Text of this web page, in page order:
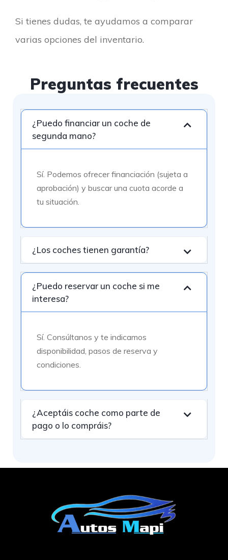
Si tienes dudas, te ayudamos a comparar
varias opciones del inventario.
Preguntas frecuentes
¿Puedo financiar un coche de
segunda mano?
Sí. Podemos ofrecer financiación (sujeta a
aprobación) y buscar una cuota acorde a
tu situación.
¿Los coches tienen garantía?
¿Puedo reservar un coche si me
interesa?
Sí. Consúltanos y te indicamos
disponibilidad, pasos de reserva y
condiciones.
¿Aceptáis coche como parte de
pago o lo compráis?